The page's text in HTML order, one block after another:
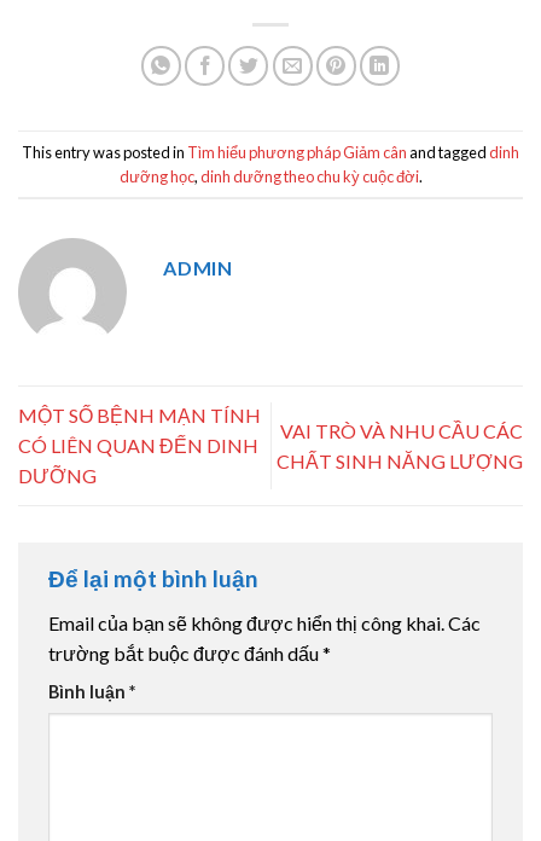
This entry was posted in Tìm hiểu phương pháp Giảm cânand taggeddinh
dưỡng học,dinh dưỡng theo chu kỳ cuộc đời.
ADMIN
MỘT SỐ BỆNH MẠN TÍNH
CÓ LIÊN QUAN ĐẾN DINH
DƯỠNG
VAI TRÒ VÀ NHU CẦU CÁC
CHẤT SINH NĂNG LƯỢNG
Để lại một bình luận
Email của bạn sẽ không được hiển thị công khai.Các
trường bắt buộc được đánh dấu*
Bình luận *